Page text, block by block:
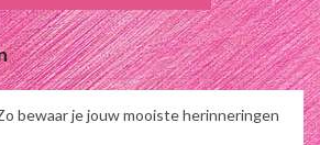
bewaar je jouw mooiste herinneringen